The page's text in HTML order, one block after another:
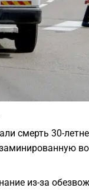
Фото:
смерть 30-
из-за